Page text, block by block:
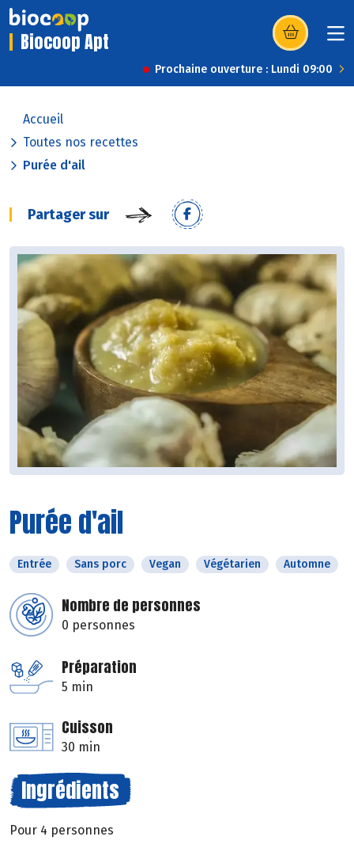
Biocoop Apt (s’ouvre dans
Prochaine ouverture : Lundi 09:00
Accueil
Toutes nos recettes
Purée d'ail
Partager sur
Purée d'ail
Entrée Sans porc Vegan Végétarien Automne
Nombre de personnes
0 personnes
Préparation
5 min
Cuisson
30 min
Ingrédients
Pour 4 personnes